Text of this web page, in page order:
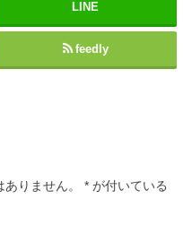
LINE
feedly
りません。 * が付いている